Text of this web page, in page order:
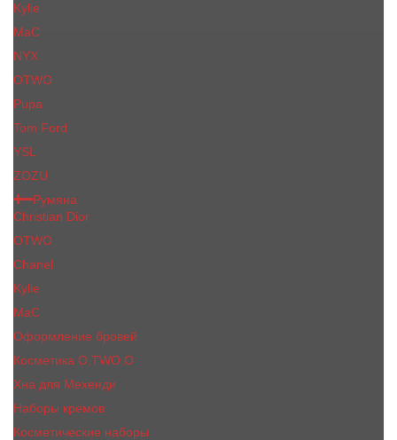
Kylie
MaC
NYX
OTWO
Pupa
Tom Ford
YSL
ZOZU
Румяна
Christian Dior
OTWO
Сhanеl
Kylie
MaC
Оформление бровей
Косметика O.TWO.O
Хна для Мехенди
Наборы кремов
Косметические наборы